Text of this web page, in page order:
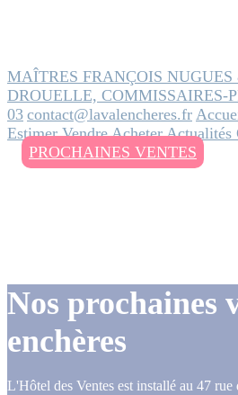
MAÎTRES FRANÇOIS
DROUELLE, COMMISSAIRES-
03 contact@lavalencheres.fr
EstimerVendreAcheterActualités
PROCHAINES VENTES
Nos prochaines
enchères
L'Hôtel des Ventes est installé au 47